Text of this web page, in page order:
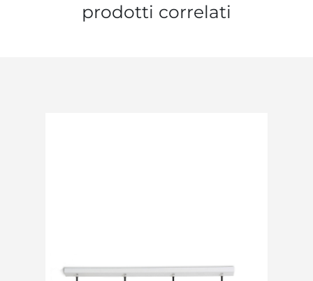
prodotti correlati